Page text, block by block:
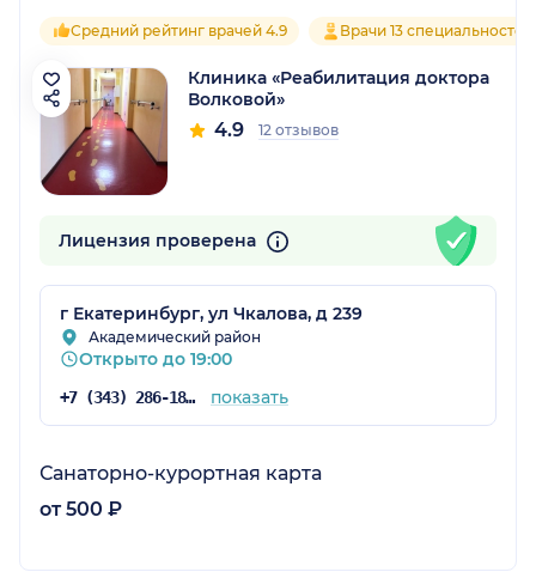
Средний рейтинг врачей 4.9 Врачи 13 специальностей
Клиника «Реабилитация доктора
Волковой»
4.9 12 отзывов
Лицензия проверена
г Екатеринбург, ул Чкалова, д 239
Академический район
Открыто до 19:00
+7 (343) 286-18-52 показать
Санаторно-курортная карта
от 500 ₽